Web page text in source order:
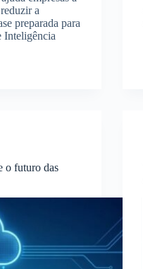
a
preparada para
Inteligência
o futuro das